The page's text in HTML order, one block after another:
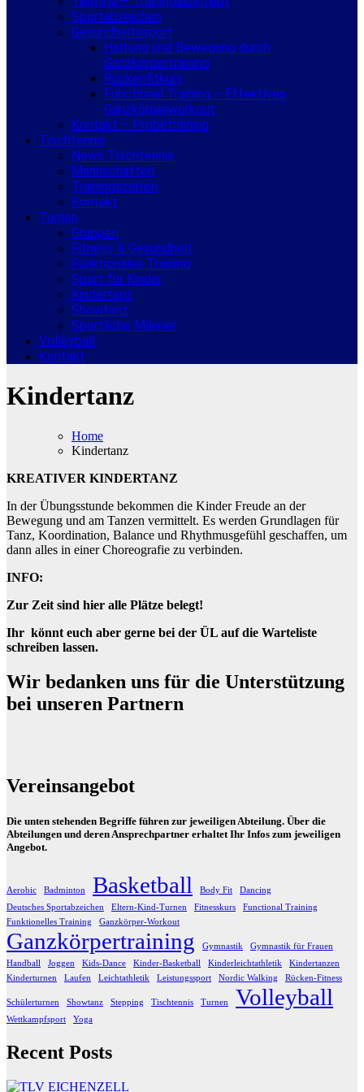
Sportabzeichen
Gesundheitssport
Haltung und Bewegung durch
Ganzkörpertraining
Rückenfitkurs
Functional Training – Effektives
Ganzkörperworkout
Kontakt – Probetraining
Tischtennis
News Tischtennis
Mannschaften
Trainingszeiten
Kontakt
Turnen
Gruppen
Fitness & Gesundheit
Funktionales Training
Sport für Kinder
Kindertanz
Showtanz
Sportliche Männer
Volleyball
Kontakt
Kindertanz
Home
Kindertanz
KREATIVER KINDERTANZ
In der Übungsstunde bekommen die Kinder Freude an der
Bewegung und am Tanzen vermittelt. Es werden Grundlagen für
Tanz, Koordination, Balance und Rhythmusgefühl geschaffen, um
dann alles in einer Choreografie zu verbinden.
INFO:
Zur Zeit sind hier alle Plätze belegt!
Ihr könnt euch aber gerne bei der ÜL auf die Warteliste
schreiben lassen.
Wir bedanken uns für die Unterstützung
bei unseren Partnern
Vereinsangebot
Die unten stehenden Begriffe führen zur jeweiligen Abteilung. Über die
Abteilungen und deren Ansprechpartner erhaltet Ihr Infos zum jeweiligen
Angebot.
Aerobic Badminton Basketball Body Fit
Dancing
Deutsches Sportabzeichen
Eltern-Kind-Turnen Fitnesskurs
Functional Training
Funktionelles Training
Ganzkörper-Workout
Ganzkörpertraining Gymnastik
Gymnastik für Frauen
Handball
Joggen Kids-Dance Kinder-Basketball Kinderleichtathletik
Kindertanzen
Kinderturnen
Laufen Leichtathletik Leistungssport Nordic Walking Rücken-Fitness
Schülerturnen Showtanz Stepping Tischtennis Turnen Volleyball
Wettkampfsport Yoga
Recent Posts